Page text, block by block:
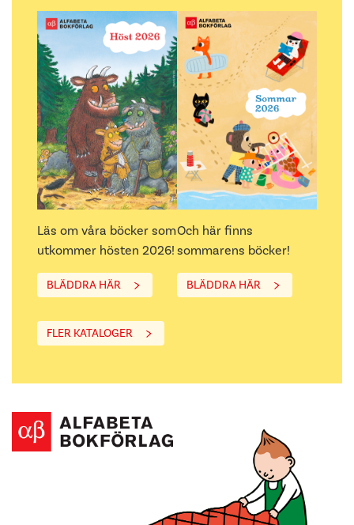
Läs om våra böcker som
utkommer hösten 2026!
BLÄDDRA HÄR
Och här finns
sommarens böcker!
BLÄDDRA HÄR
FLER KATALOGER